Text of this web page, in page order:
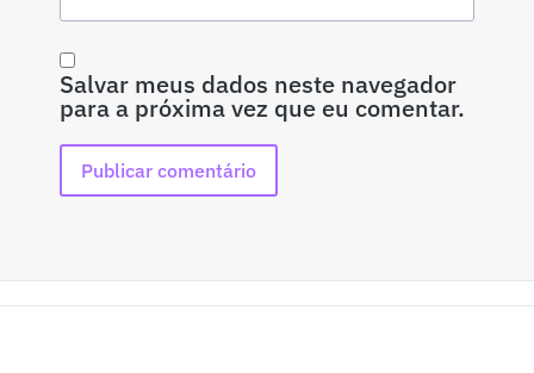
Salvar meus dados neste navegador
para a próxima vez que eu comentar.